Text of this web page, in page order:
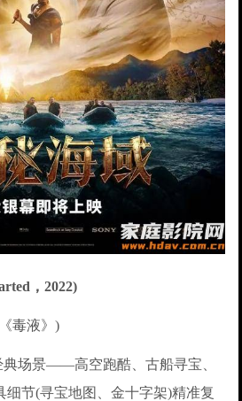
，2022)
毒液》)
典场景——高空跑酷、古船寻宝、
细节(寻宝地图、金十字架)精准复